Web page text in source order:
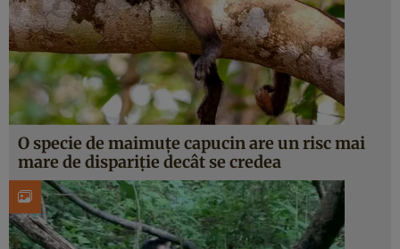
O specie de maimuțe capucin are un risc mai
mare de dispariție decât se credea